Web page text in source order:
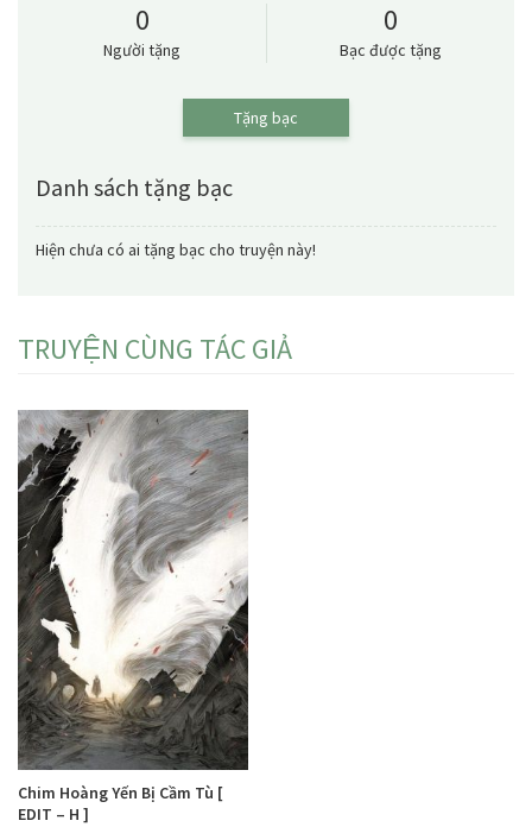
0
Người tặng
0
Bạc được tặng
Tặng bạc
Danh sách tặng bạc
Hiện chưa có ai tặng bạc cho truyện này!
TRUYỆN CÙNG TÁC GIẢ
Chim Hoàng Yến Bị Cầm Tù [
EDIT – H ]